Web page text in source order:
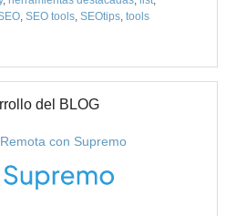
, SEO tools, SEOtips, tools
del BLOG
con Supremo